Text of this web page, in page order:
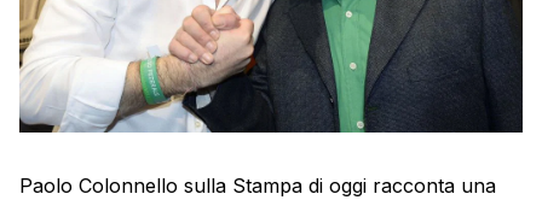
Paolo Colonnello sulla Stampa di oggi racconta una